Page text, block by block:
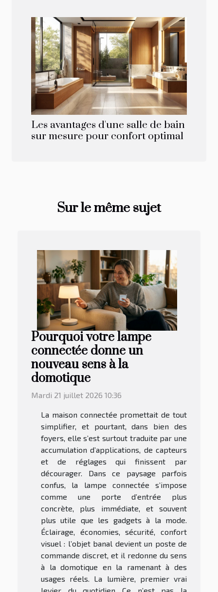
Les avantages d'une salle de bain
sur mesure pour confort optimal
Sur le même sujet
Pourquoi votre lampe
connectée donne un
nouveau sens à la
domotique
Mardi 21 juillet 2026 10:36
La maison connectée promettait de tout
simplifier, et pourtant, dans bien des
foyers, elle s’est surtout traduite par une
accumulation d’applications, de capteurs
et de réglages qui finissent par
décourager. Dans ce paysage parfois
confus, la lampe connectée s’impose
comme une porte d’entrée plus
concrète, plus immédiate, et souvent
plus utile que les gadgets à la mode.
Éclairage, économies, sécurité, confort
visuel : l’objet banal devient un poste de
commande discret, et il redonne du sens
à la domotique en la ramenant à des
usages réels. La lumière, premier vrai